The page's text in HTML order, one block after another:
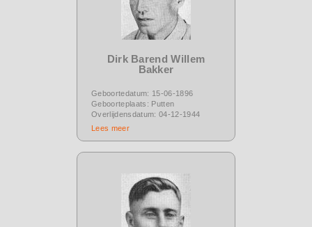
Dirk Barend Willem
Bakker
Geboortedatum: 15-06-1896
Geboorteplaats: Putten
Overlijdensdatum: 04-12-1944
Lees meer